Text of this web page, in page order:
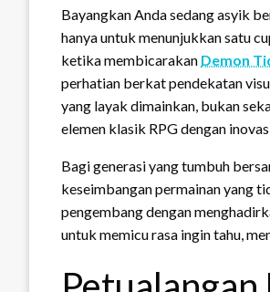
Bayangkan Anda sedang asyik
hanya untuk menunjukkan satu
ketika membicarakan Demon
perhatian berkat pendekatan
yang layak dimainkan, bukan
elemen klasik RPG dengan
Bagi generasi yang tumbuh
keseimbangan permainan yang
pengembang dengan
untuk memicu rasa ingin tahu,